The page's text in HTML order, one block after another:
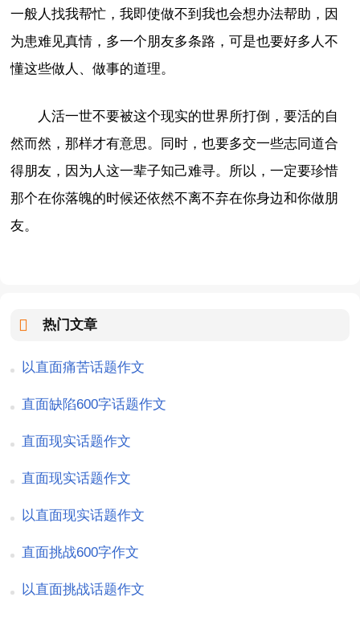
一般人找我帮忙，我即使做不到我也会想办法帮助，因
为患难见真情，多一个朋友多条路，可是也要好多人不
懂这些做人、做事的道理。
人活一世不要被这个现实的世界所打倒，要活的自
然而然，那样才有意思。同时，也要多交一些志同道合
得朋友，因为人这一辈子知己难寻。所以，一定要珍惜
那个在你落魄的时候还依然不离不弃在你身边和你做朋
友。
热门文章
以直面痛苦话题作文
直面缺陷600字话题作文
直面现实话题作文
直面现实话题作文
以直面现实话题作文
直面挑战600字作文
以直面挑战话题作文